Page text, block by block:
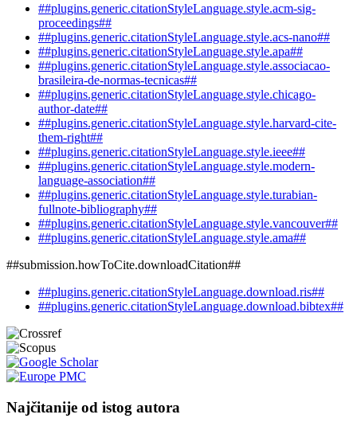
##plugins.generic.citationStyleLanguage.style.acm-sig-
proceedings##
##plugins.generic.citationStyleLanguage.style.acs-nano##
##plugins.generic.citationStyleLanguage.style.apa##
##plugins.generic.citationStyleLanguage.style.associacao-
brasileira-de-normas-tecnicas##
##plugins.generic.citationStyleLanguage.style.chicago-
author-date##
##plugins.generic.citationStyleLanguage.style.harvard-cite-
them-right##
##plugins.generic.citationStyleLanguage.style.ieee##
##plugins.generic.citationStyleLanguage.style.modern-
language-association##
##plugins.generic.citationStyleLanguage.style.turabian-
fullnote-bibliography##
##plugins.generic.citationStyleLanguage.style.vancouver##
##plugins.generic.citationStyleLanguage.style.ama##
##submission.howToCite.downloadCitation##
##plugins.generic.citationStyleLanguage.download.ris##
##plugins.generic.citationStyleLanguage.download.bibtex##
Najčitanije od istog autora